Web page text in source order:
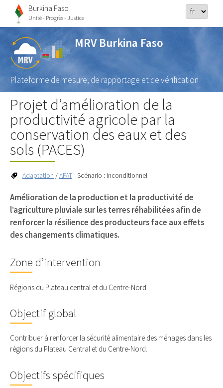
Burkina Faso
Unité - Progrès - Justice
MRV Burkina Faso
Plateforme de mesure, de rapportage et de vérification
Projet d’amélioration de la
productivité agricole par la
conservation des eaux et des
sols (PACES)
Adaptation /AFAT- Scénario : Inconditionnel
Amélioration de la production et la productivité de
l’agriculture pluviale sur les terres réhabilitées afin de
renforcer la résilience des producteurs face aux effets
des changements climatiques.
Zone d’intervention
Régions du Plateau central et du Centre-Nord.
Objectif global
Contribuer à renforcer la sécurité alimentaire des ménages dans les
régions du Plateau Central et du Centre-Nord.
Objectifs spécifiques